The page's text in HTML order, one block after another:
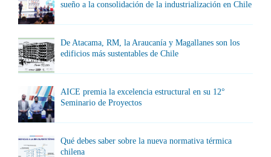
sueño a la consolidación de la industrialización en Chile
De Atacama, RM, la Araucanía y Magallanes son los
edificios más sustentables de Chile
AICE premia la excelencia estructural en su 12°
Seminario de Proyectos
Qué debes saber sobre la nueva normativa térmica
chilena